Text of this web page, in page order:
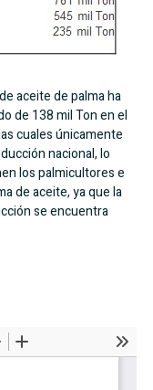
aceite de palma ha
de 138 mil Ton en el
cuales únicamente
nacional, lo
los palmicultores e
de aceite, ya que la
se encuentra